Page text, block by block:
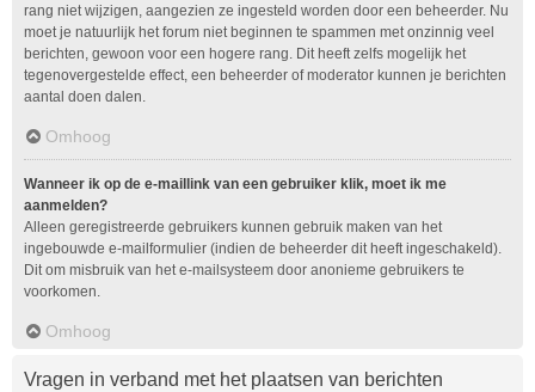
rang niet wijzigen, aangezien ze ingesteld worden door een beheerder. Nu
moet je natuurlijk het forum niet beginnen te spammen met onzinnig veel
berichten, gewoon voor een hogere rang. Dit heeft zelfs mogelijk het
tegenovergestelde effect, een beheerder of moderator kunnen je berichten
aantal doen dalen.
Omhoog
Wanneer ik op de e-maillink van een gebruiker klik, moet ik me
aanmelden?
Alleen geregistreerde gebruikers kunnen gebruik maken van het
ingebouwde e-mailformulier (indien de beheerder dit heeft ingeschakeld).
Dit om misbruik van het e-mailsysteem door anonieme gebruikers te
voorkomen.
Omhoog
Vragen in verband met het plaatsen van berichten